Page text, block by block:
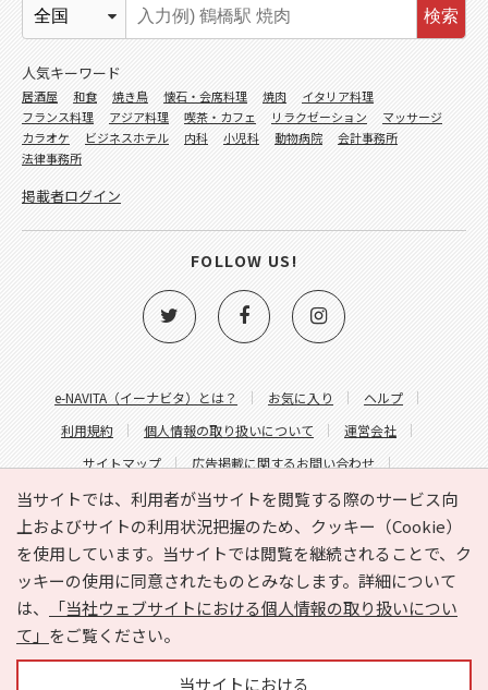
当サイトでは、利用者が当サイトを閲覧する際のサービス向
上およびサイトの利用状況把握のため、クッキー（Cookie）
を使用しています。当サイトでは閲覧を継続されることで、ク
ッキーの使用に同意されたものとみなします。詳細について
は、
「当社ウェブサイトにおける個人情報の取り扱いについ
て」 をご覧ください。
当サイトにおける
e-NAVITA（イーナビタ）とは？ お気に入り
ヘルプ
利用規約
個人情報の取り扱いについて
運営会社
サイトマップ
広告掲載に関するお問い合わせ
サイトの内容に関するお問い合わせ
検索
人気キーワード
居酒屋 和食 焼き鳥 懐石・会席料理 焼肉
イタリア料理
フランス料理
アジア料理 喫茶・カフェ リラクゼーション
マッサージ
カラオケ
ビジネスホテル 内科 小児科 動物病院
会計事務所
法律事務所
掲載者ログイン
FOLLOW US!
Copyright © HYOJITO.Co.,Ltd. All Rights Reserved.